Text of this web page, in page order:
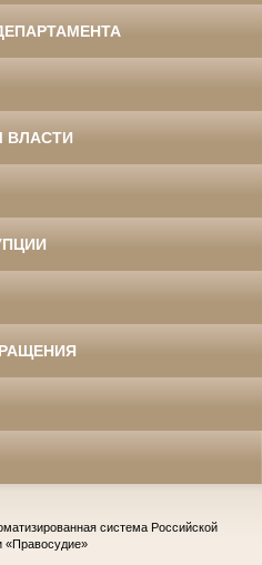
ВЛАСТИ
система Российской
«Правосудие»